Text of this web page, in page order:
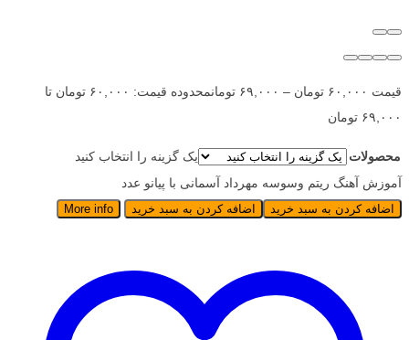
قیمت ۶۰,۰۰۰ تومان – ۶۹,۰۰۰ تومان
محدوده قیمت: ۶۰,۰۰۰ تومان تا
۶۹,۰۰۰ تومان
محصولات
یک گزینه را انتخاب کنید
آموزش آهنگ ریتم وسوسه مهرداد آسمانی با پیانو عدد
اضافه کردن به سبد خرید اضافه کردن به سبد خرید More info